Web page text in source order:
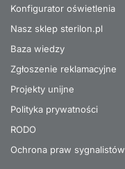
Konfigurator oświetlenia
Nasz sklep sterilon.pl
Baza wiedzy
Zgłoszenie reklamacyjne
Projekty unijne
Polityka prywatności
RODO
Ochrona praw sygnalistów